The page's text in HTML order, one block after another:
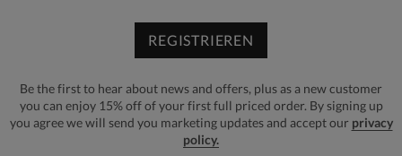
REGISTRIEREN
Be the first to hear about news and offers, plus as a new customer
you can enjoy 15% off of your first full priced order. By signing up
you agree we will send you marketing updates and accept our privacy
policy.